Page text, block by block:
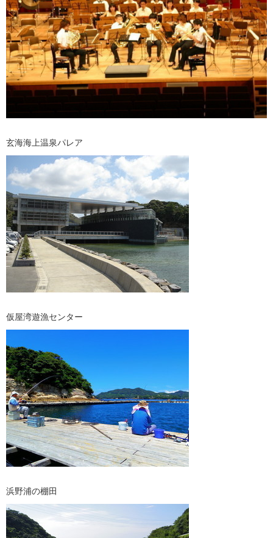
玄海海上温泉パレア
仮屋湾遊漁センター
浜野浦の棚田